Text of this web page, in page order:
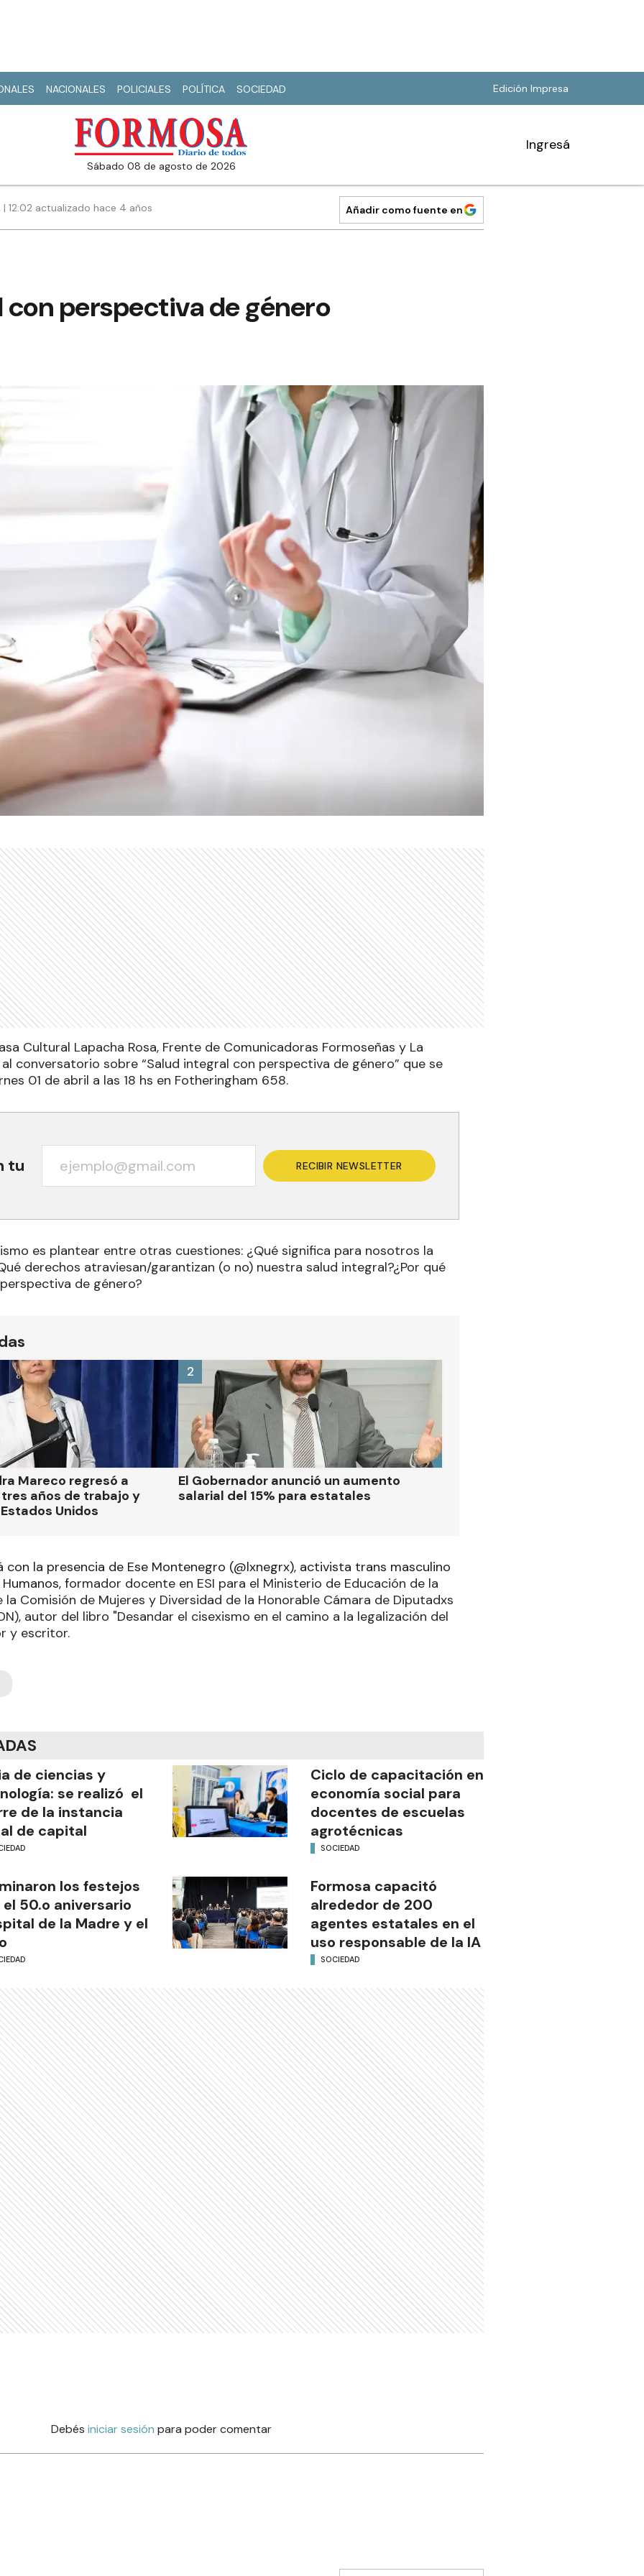
NACIONALES POLICIALES POLÍTICA SOCIEDAD Edición Impresa
sábado 08 de agosto de 2026
Ingresá
| 12:02 actualizado hace 4 años Añadir como fuente en
con perspectiva de género
Cultural Lapacha Rosa, Frente de Comunicadoras Formoseñas y La
conversatorio sobre “Salud integral con perspectiva de género” que se
01 de abril a las 18 hs en Fotheringham 658.
tu RECIBIR NEWSLETTER
es plantear entre otras cuestiones: ¿Qué significa para nosotros la
derechos atraviesan/garantizan (o no) nuestra salud integral?¿Por qué
de género?
Mareco regresó a
años de trabajo y
Unidos
El Gobernador anunció un aumento
salarial del 15% para estatales
2
con la presencia de Ese Montenegro (@lxnegrx), activista trans masculino
formador docente en ESI para el Ministerio de Educación de la
la Comisión de Mujeres y Diversidad de la Honorable Cámara de Diputadxs
autor del libro "Desandar el cisexismo en el camino a la legalización del
y escritor.
de ciencias y
se realizó el
de la instancia
de capital
Ciclo de capacitación en
economía social para
docentes de escuelas
agrotécnicas
SOCIEDAD
los festejos
50.o aniversario
de la Madre y el
Formosa capacitó
alrededor de 200
agentes estatales en el
uso responsable de la IA
SOCIEDAD
Debés iniciar sesión para poder comentar